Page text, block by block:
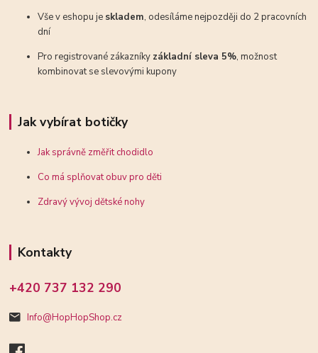
Vše v eshopu je skladem, odesíláme nejpozději do 2 pracovních
dní
Pro registrované zákazníky základní sleva 5%, možnost
kombinovat se slevovými kupony
Jak vybírat botičky
Jak správně změřit chodidlo
Co má splňovat obuv pro děti
Zdravý vývoj dětské nohy
Kontakty
+420 737 132 290
Info@HopHopShop.cz